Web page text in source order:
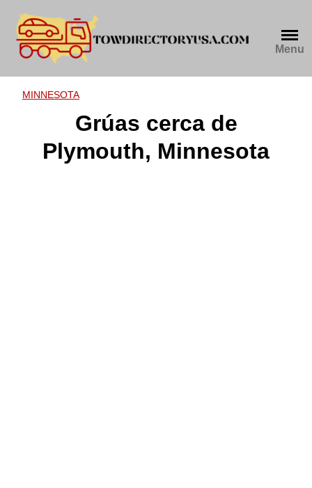
content
Menu
MINNESOTA
Grúas cerca de
Plymouth, Minnesota